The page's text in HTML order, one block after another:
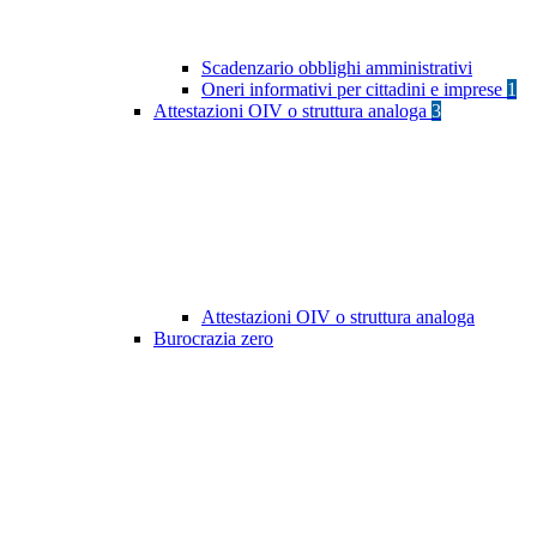
Scadenzario obblighi amministrativi
Oneri informativi per cittadini e imprese 1
Attestazioni OIV o struttura analoga 3
Attestazioni OIV o struttura analoga
Burocrazia zero